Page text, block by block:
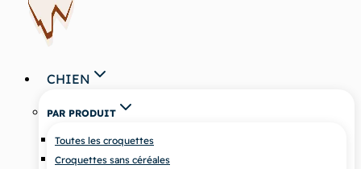
CHIEN
PAR PRODUIT
Toutes les croquettes
Croquettes sans céréales